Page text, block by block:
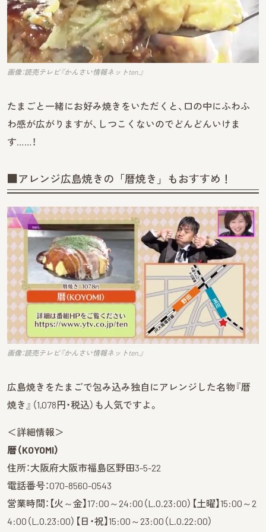
画像：読売テレビ『かんさい情報ネットten.』
たまごと一緒にお好み焼きをいただくと、口の中にふわふ
わ感が広がりますが、しつこくないのでどんどんいけま
す……！
■アレンジ広島焼きの「暦焼き」もおすすめ！
画像：読売テレビ『かんさい情報ネットten.』
広島焼きをたまごで包み込み独自にアレンジした名物『暦
焼き』（1,078円・税込）も人気ですよ。
＜詳細情報＞
暦（KOYOMI）
住所：大阪府大阪市福島区野田3-5-22
電話番号：070-8560-0543
営業時間：【火～金】17:00～24:00（L.O.23:00）【土曜】15:00～2
4:00（L.O.23:00）【日・祝】15:00～23:00（L.O.22:00）